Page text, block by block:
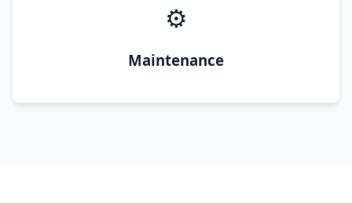
⚙️
Maintenance